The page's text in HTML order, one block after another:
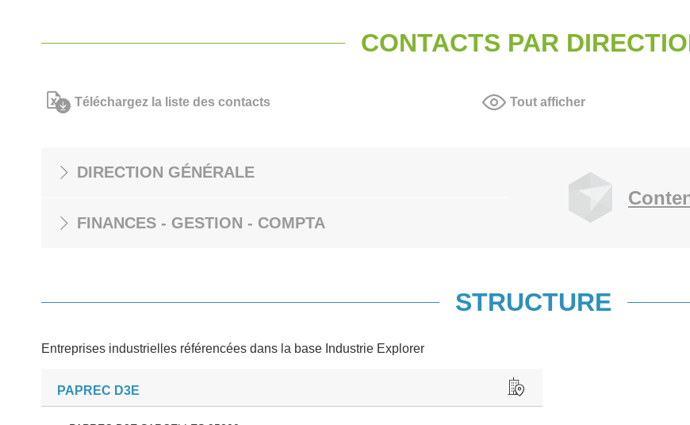
CONTACTS PAR
Téléchargez la liste des contacts Tout afficher
DIRECTION GÉNÉRALE
FINANCES - GESTION - COMPTA
STRUCTURE
Entreprises industrielles référencées dans la base Industrie Explorer
PAPREC D3E